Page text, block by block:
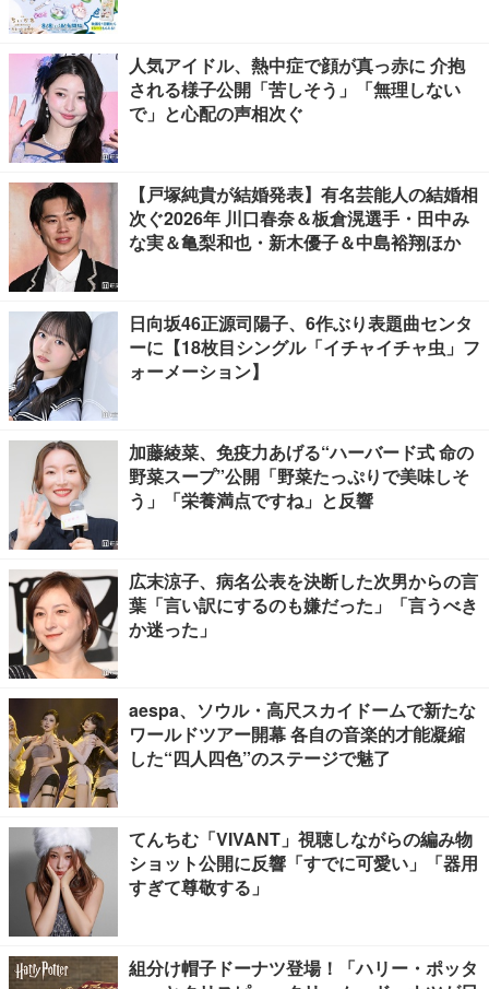
人気アイドル、熱中症で顔が真っ赤に 介抱
される様子公開「苦しそう」「無理しない
で」と心配の声相次ぐ
【戸塚純貴が結婚発表】有名芸能人の結婚相
次ぐ2026年 川口春奈＆板倉滉選手・田中み
な実＆亀梨和也・新木優子＆中島裕翔ほか
日向坂46正源司陽子、6作ぶり表題曲センタ
ーに【18枚目シングル「イチャイチャ虫」フ
ォーメーション】
加藤綾菜、免疫力あげる“ハーバード式 命の
野菜スープ”公開「野菜たっぷりで美味しそ
う」「栄養満点ですね」と反響
広末涼子、病名公表を決断した次男からの言
葉「言い訳にするのも嫌だった」「言うべき
か迷った」
aespa、ソウル・高尺スカイドームで新たな
ワールドツアー開幕 各自の音楽的才能凝縮
した“四人四色”のステージで魅了
てんちむ「VIVANT」視聴しながらの編み物
ショット公開に反響「すでに可愛い」「器用
すぎて尊敬する」
組分け帽子ドーナツ登場！「ハリー・ポッタ